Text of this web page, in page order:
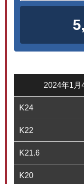
2024年1月
K24
K22
K21.6
K20